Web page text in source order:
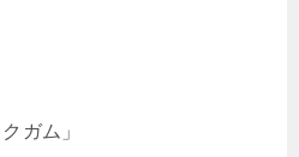
ガム」